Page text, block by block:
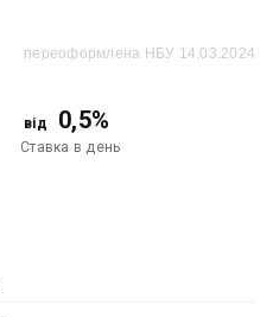
переоформлена НБУ 14.03.2024
від 0,5%
Ставка в день